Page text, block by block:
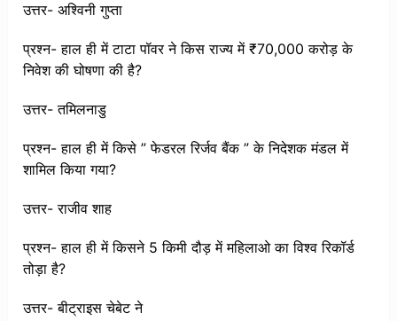
उत्तर- अश्विनी गुप्ता
प्रश्न- हाल ही में टाटा पॉवर ने किस राज्य में ₹70,000 करोड़ के
निवेश की घोषणा की है?
उत्तर- तमिलनाडु
प्रश्न- हाल ही में किसे ” फेडरल रिर्जव बैंक ” के निदेशक मंडल में
शामिल किया गया?
उत्तर- राजीव शाह
प्रश्न- हाल ही में किसने 5 किमी दौड़ में महिलाओ का विश्व रिकॉर्ड
तोड़ा है?
उत्तर- बीट्राइस चेबेट ने